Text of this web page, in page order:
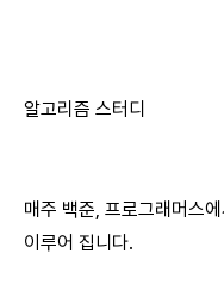
알고리즘 스터디
매주 백준, 프로그래머스
이루어 집니다.